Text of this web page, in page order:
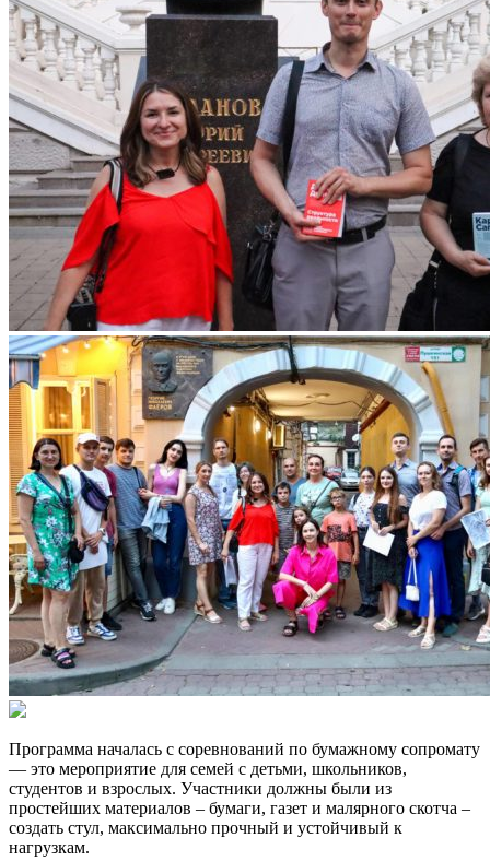
Программа началась с соревнований по бумажному сопромату
— это мероприятие для семей с детьми, школьников,
студентов и взрослых. Участники должны были из
простейших материалов – бумаги, газет и малярного скотча –
создать стул, максимально прочный и устойчивый к
нагрузкам.